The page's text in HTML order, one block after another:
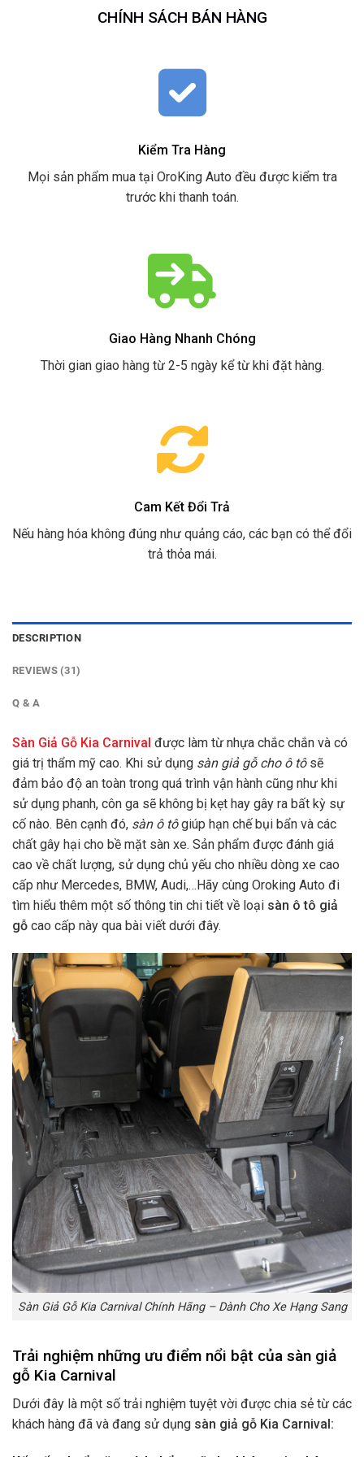
CHÍNH SÁCH BÁN HÀNG
Kiểm Tra Hàng
Mọi sản phẩm mua tại OroKing Auto đều được kiểm tra
trước khi thanh toán.
Giao Hàng Nhanh Chóng
Thời gian giao hàng từ 2-5 ngày kể từ khi đặt hàng.
Cam Kết Đổi Trả
Nếu hàng hóa không đúng như quảng cáo, các bạn có thể đổi
trả thỏa mái.
DESCRIPTION
REVIEWS (31)
Q & A
Sàn Giả Gỗ Kia Carnival được làm từ nhựa chắc chắn và có
giá trị thẩm mỹ cao. Khi sử dụng sàn giả gỗ cho ô tôsẽ
đảm bảo độ an toàn trong quá trình vận hành cũng như khi
sử dụng phanh, côn ga sẽ không bị kẹt hay gây ra bất kỳ sự
cố nào. Bên cạnh đó, sàn ô tôgiúp hạn chế bụi bẩn và các
chất gây hại cho bề mặt sàn xe. Sản phẩm được đánh giá
cao về chất lượng, sử dụng chủ yếu cho nhiều dòng xe cao
cấp như Mercedes, BMW, Audi,…Hãy cùng Oroking Auto đi
tìm hiểu thêm một số thông tin chi tiết về loại sàn ô tô giả
gỗ cao cấp này qua bài viết dưới đây.
Sàn Giả Gỗ Kia Carnival Chính Hãng – Dành Cho Xe Hạng Sang
Trải nghiệm những ưu điểm nổi bật của sàn giả
gỗ Kia Carnival
Dưới đây là một số trải nghiệm tuyệt vời được chia sẻ từ các
khách hàng đã và đang sử dụng sàn giả gỗ Kia Carnival: